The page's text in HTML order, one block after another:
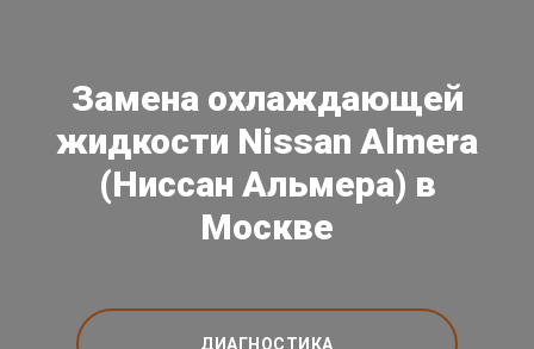
Замена охлаждающей
жидкости Nissan Almera
(Ниссан Альмера) в
Москве
ДИАГНОСТИКА